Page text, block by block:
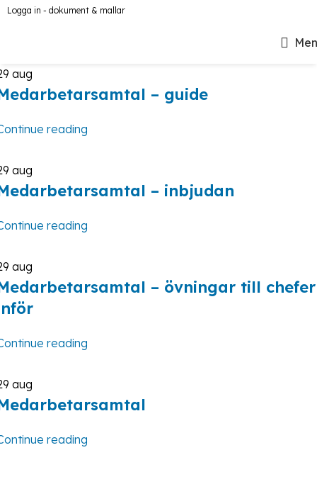
Logga in - dokument & mallar
aug
– guide
reading
aug
– inbjudan
reading
aug
– övningar till chefer
reading
aug
reading